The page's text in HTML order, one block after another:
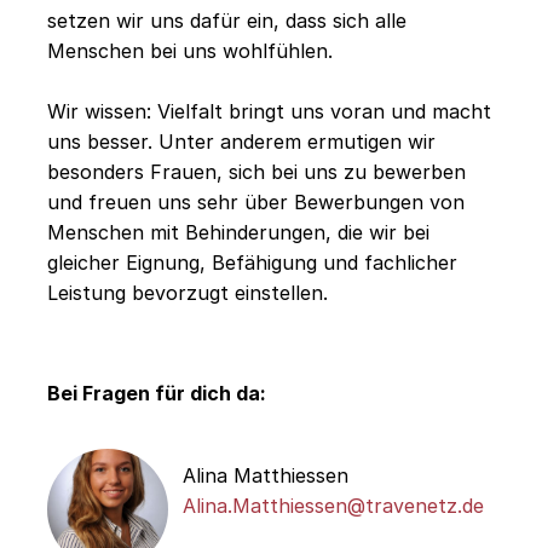
setzen wir uns dafür ein, dass sich alle
Menschen bei uns wohlfühlen.
Wir wissen: Vielfalt bringt uns voran und macht
uns besser. Unter anderem ermutigen wir
besonders Frauen, sich bei uns zu bewerben
und freuen uns sehr über Bewerbungen von
Menschen mit Behinderungen, die wir bei
gleicher Eignung, Befähigung und fachlicher
Leistung bevorzugt einstellen.
Bei Fragen für dich da:
Alina Matthiessen
Alina.Matthiessen@travenetz.de